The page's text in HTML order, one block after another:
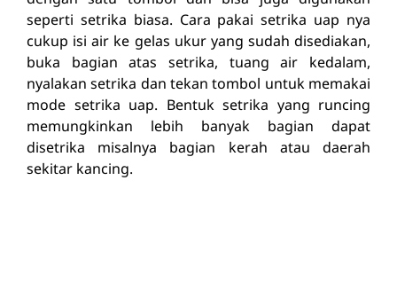
seperti setrika biasa. Cara pakai setrika uap nya
cukup isi air ke gelas ukur yang sudah disediakan,
buka bagian atas setrika, tuang air kedalam,
nyalakan setrika dan tekan tombol untuk memakai
mode setrika uap. Bentuk setrika yang runcing
memungkinkan lebih banyak bagian dapat
disetrika misalnya bagian kerah atau daerah
sekitar kancing.